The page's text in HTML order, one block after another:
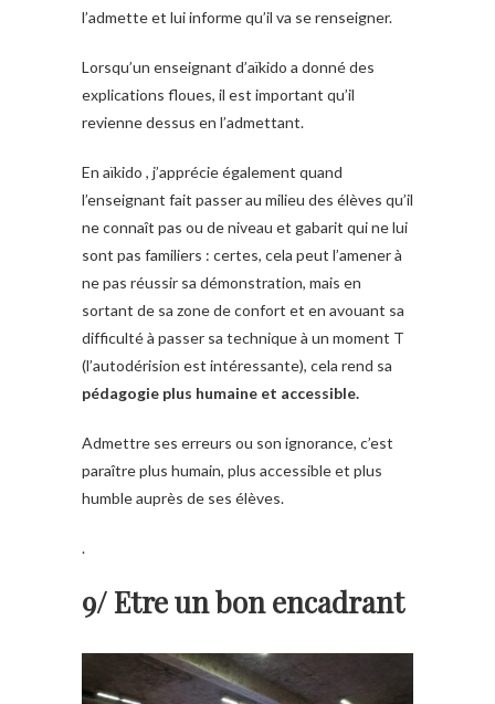
l’admette et lui informe qu’il va se renseigner.
Lorsqu’un enseignant d’aïkido a donné des
explications floues, il est important qu’il
revienne dessus en l’admettant.
En aïkido , j’apprécie également quand
l’enseignant fait passer au milieu des élèves qu’il
ne connaît pas ou de niveau et gabarit qui ne lui
sont pas familiers : certes, cela peut l’amener à
ne pas réussir sa démonstration, mais en
sortant de sa zone de confort et en avouant sa
difficulté à passer sa technique à un moment T
(l’autodérision est intéressante), cela rend sa
pédagogie plus humaine et accessible.
Admettre ses erreurs ou son ignorance, c’est
paraître plus humain, plus accessible et plus
humble auprès de ses élèves.
.
9/ Etre un bon encadrant